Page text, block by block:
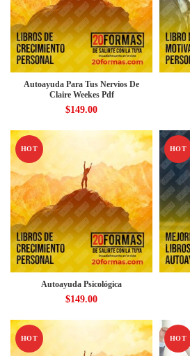
Autoayuda Para Tus Nervios De
Claire Weekes Pdf
$149.00
HOT
Autoayuda Psicológica
$149.00
HOT
HOT HOT